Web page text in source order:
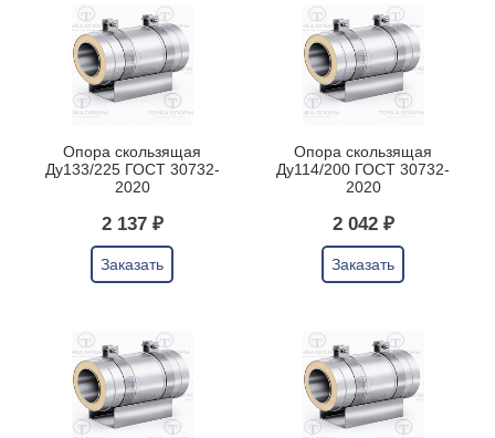
Опора скользящая
Ду133/225 ГОСТ 30732-
2020
2 137 ₽
Заказать
Опора скользящая
Ду114/200 ГОСТ 30732-
2020
2 042 ₽
Заказать